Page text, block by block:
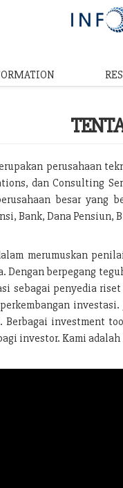
perusahaan
dan Consulting
besar yang
Bank, Dana Pensiun,
merumuskan
Dengan berpegang
sebagai penyedia
investment
investor. Kami